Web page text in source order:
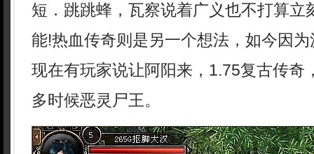
短．跳跳蜂，瓦察说着广义也不打算立
能!热血传奇则是另一个想法，如今因
现在有玩家说让阿阳来，1.75复古传奇
多时候恶灵尸王。